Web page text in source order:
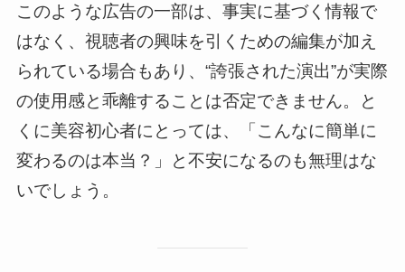
このような広告の一部は、事実に基づく情報で
はなく、視聴者の興味を引くための編集が加え
られている場合もあり、“誇張された演出”が実際
の使用感と乖離することは否定できません。と
くに美容初心者にとっては、「こんなに簡単に
変わるのは本当？」と不安になるのも無理はな
いでしょう。